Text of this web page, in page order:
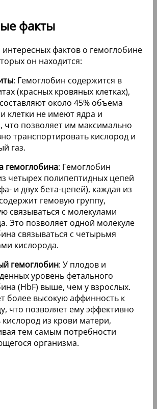
факты
интересных фактов о гемоглобине
он находится:
: Гемоглобин содержится в
(красных кровяных клетках),
около 45% объема
клетки не имеют ядра и
что позволяет им максимально
транспортировать кислород и
газ.
гемоглобина: Гемоглобин
четырех полипептидных цепей
и двух бета-цепей), каждая из
гемовую группу,
связываться с молекулами
Это позволяет одной молекуле
связываться с четырьмя
кислорода.
гемоглобин: У плодов и
уровень фетального
(HbF) выше, чем у взрослых.
более высокую аффинность к
что позволяет ему эффективно
кислород из крови матери,
тем самым потребности
организма.